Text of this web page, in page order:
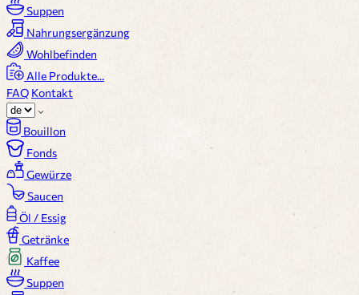
Suppen
Nahrungsergänzung
Wohlbefinden
Alle Produkte...
FAQ Kontakt
Bouillon
Fonds
Gewürze
Saucen
Öl / Essig
Getränke
Kaffee
Suppen